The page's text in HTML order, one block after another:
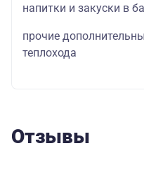
напитки и закуски в
прочие
теплохода
Отзывы